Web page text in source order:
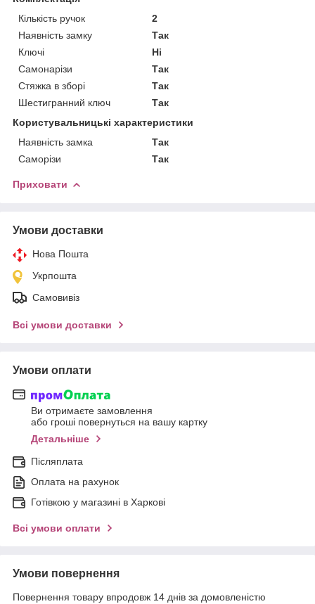
Кількість ручок
2
Наявність замку
Так
Ключі
Ні
Самонарізи
Так
Стяжка в зборі
Так
Шестигранний ключ
Так
Користувальницькі характеристики
Наявність замка
Так
Саморізи
Так
Приховати
Умови доставки
Нова Пошта
Укрпошта
Самовивіз
Всі умови доставки
Умови оплати
Ви отримаєте замовлення
або гроші повернуться на вашу картку
Детальніше
Післяплата
Оплата на рахунок
Готівкою у магазині в Харкові
Всі умови оплати
Умови повернення
Повернення товару впродовж 14 днів за домовленістю